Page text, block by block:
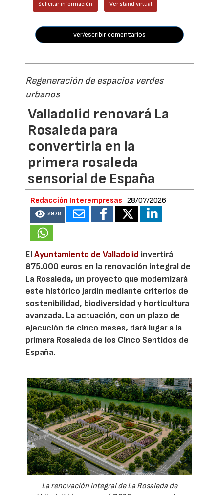
Solicitar información Ver stand virtual
ver/escribir comentarios
Regeneración de espacios verdes
urbanos
Valladolid renovará La
Rosaleda para
convertirla en la
primera rosaleda
sensorial de España
Redacción Interempresas 28/07/2026
2978
ElAyuntamiento de Valladolid invertirá
875.000 euros en la renovación integral de
La Rosaleda, un proyecto que modernizará
este histórico jardín mediante criterios de
sostenibilidad, biodiversidad y horticultura
avanzada. La actuación, con un plazo de
ejecución de cinco meses, dará lugar a la
primera Rosaleda de los Cinco Sentidos de
España.
La renovación integral de La Rosaleda de